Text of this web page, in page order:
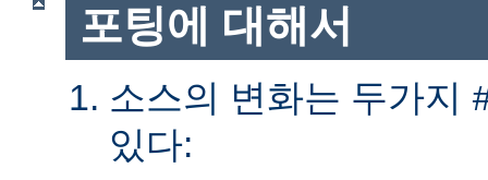
포팅에 대해서
소스의 변화는 두가지
있다: